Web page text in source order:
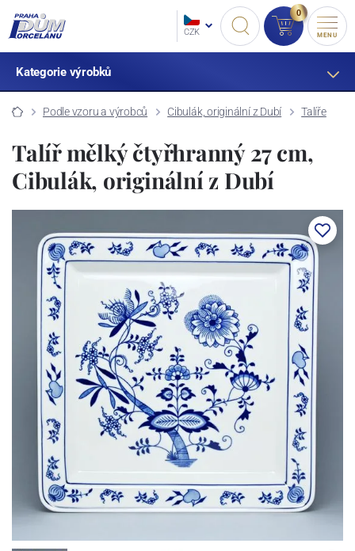
CZK
0
MENU
Kategorie výrobků
Podle vzoru a výrobců Cibulák, originální z Dubí Talíře
Talíř mělký čtyřhranný 27 cm,
Cibulák, originální z Dubí